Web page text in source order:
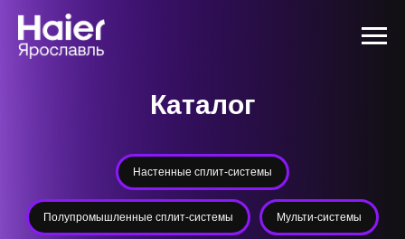
Каталог
Настенные сплит-системы
Полупромышленные сплит-системы Мульти-системы